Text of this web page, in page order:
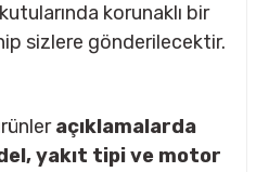
korunaklı bir
sizlere gönderilecektir.
açıklamalarda
yakıt tipi ve motor